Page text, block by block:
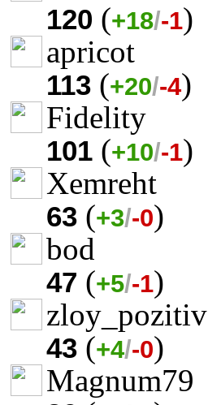
120 (+18/-1)
apricot
113 (+20/-4)
Fidelity
101 (+10/-1)
Xemreht
63 (+3/-0)
bod
47 (+5/-1)
zloy_pozitiv
43 (+4/-0)
Magnum79